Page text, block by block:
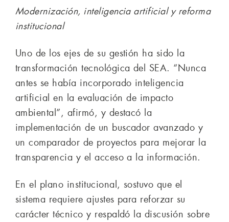
Modernización, inteligencia artificial y reforma
institucional
Uno de los ejes de su gestión ha sido la
transformación tecnológica del SEA. “Nunca
antes se había incorporado inteligencia
artificial en la evaluación de impacto
ambiental”, afirmó, y destacó la
implementación de un buscador avanzado y
un comparador de proyectos para mejorar la
transparencia y el acceso a la información.
En el plano institucional, sostuvo que el
sistema requiere ajustes para reforzar su
carácter técnico y respaldó la discusión sobre